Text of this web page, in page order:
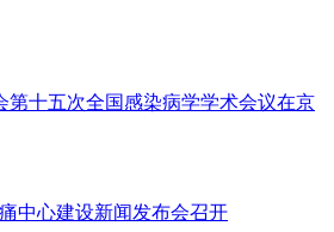
第十五次全国感染病学学术会议在京
中心建设新闻发布会召开